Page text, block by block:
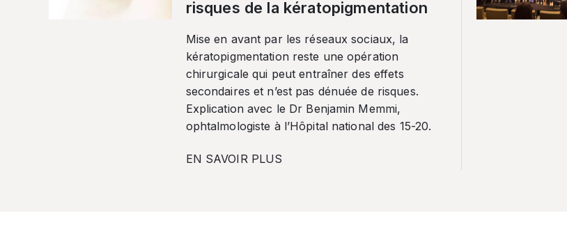
risques de la kératopigmentation
Mise en avant par les réseaux sociaux, la
kératopigmentation reste une opération
chirurgicale qui peut entraîner des effets
secondaires et n’est pas dénuée de risques.
Explication avec le Dr Benjamin Memmi,
ophtalmologiste à l’Hôpital national des 15-20.
EN SAVOIR PLUS